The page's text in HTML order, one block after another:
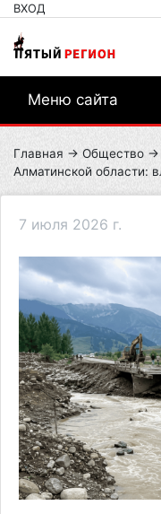
ВХОД
Меню сайта
Главная → Общество →
Алматинской области:
7 июля 2026 г.